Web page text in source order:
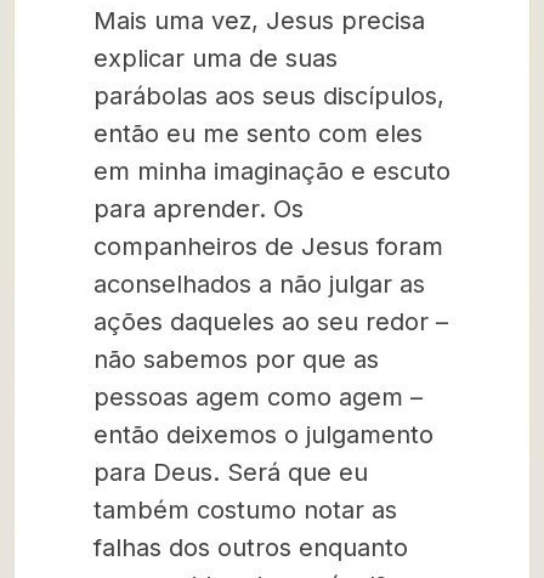
Mais uma vez, Jesus precisa
explicar uma de suas
parábolas aos seus discípulos,
então eu me sento com eles
em minha imaginação e escuto
para aprender. Os
companheiros de Jesus foram
aconselhados a não julgar as
ações daqueles ao seu redor –
não sabemos por que as
pessoas agem como agem –
então deixemos o julgamento
para Deus. Será que eu
também costumo notar as
falhas dos outros enquanto